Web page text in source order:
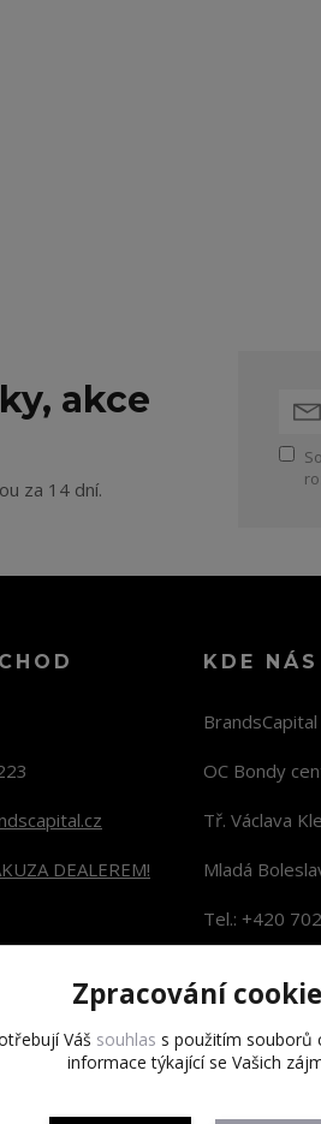
akce
za 14 dní.
DEALEREM!
KDE
BrandsCapital
OC Bondy
Tř. Václava
Mladá
Tel.: +420
Zpracování
Váš souhlas s použitím souborů
informace týkající se Vašich